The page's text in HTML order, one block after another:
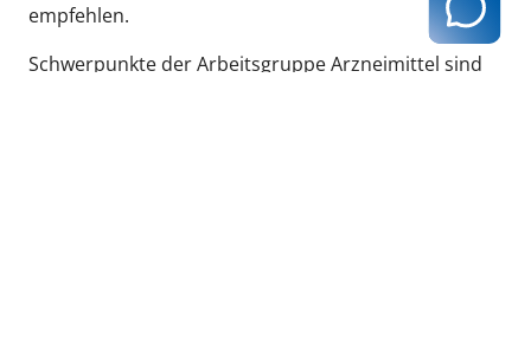
empfehlen.
Schwerpunkte der Arbeitsgruppe Arzneimittel sind